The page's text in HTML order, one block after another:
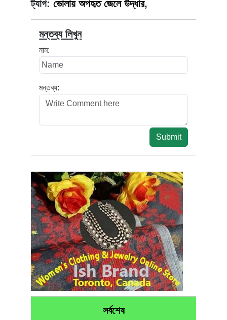
ট্যাগ: ভোলায় অপহৃত জেলে উদ্ধার,
মন্তব্য লিখুন
নাম:
মন্তব্য:
Submit
সর্বশেষ